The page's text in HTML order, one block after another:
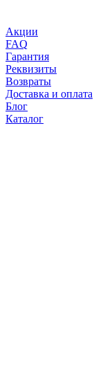
Акции
FAQ
Гарантия
Реквизиты
Возвраты
Доставка и оплата
Блог
Каталог